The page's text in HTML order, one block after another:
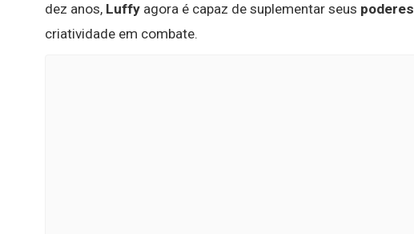
dez anos, Luffy agora é capaz de suplementar seus poderes
criatividade em combate.